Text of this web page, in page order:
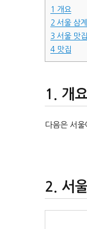
1 개요
2 서울 삼
3 서울 맛집
4 맛집
개
다음은 서
서